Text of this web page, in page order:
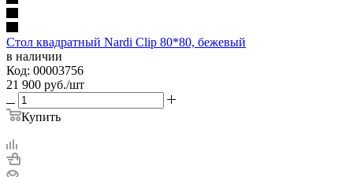
Стол квадратный Nardi Clip 80*80, бежевый
в наличии
Код: 00003756
21 900 руб./шт
Купить